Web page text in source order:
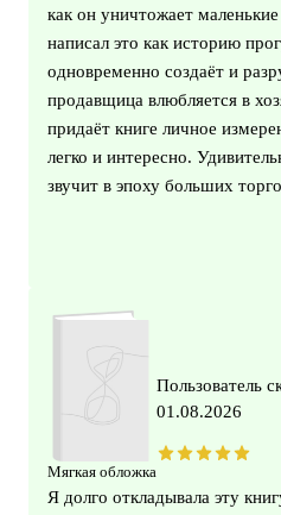
как он уничтожает
написал это как историю
одновременно создаёт и
продавщица влюбляется в
придаёт книге личное
легко и интересно.
звучит в эпоху больших
Мягкая обложка
Пользователь
01.08.2026
Я долго откладывала эту